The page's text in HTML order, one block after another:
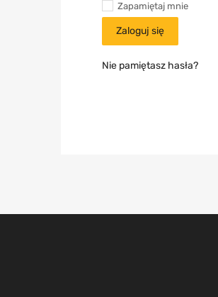
Zapamiętaj mnie
Zaloguj się
Nie pamiętasz hasła?